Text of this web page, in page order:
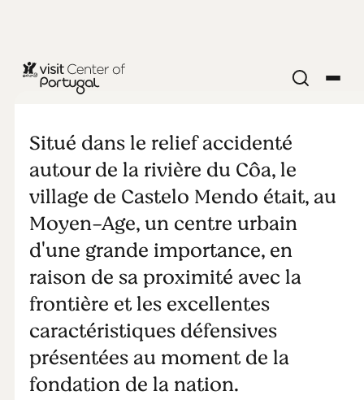
VILLES ET VILLAGES
Castelo
Mendo
Situé dans le relief accidenté
autour de la rivière du Côa, le
village de Castelo Mendo était, au
Moyen-Age, un centre urbain
d'une grande importance, en
raison de sa proximité avec la
frontière et les excellentes
caractéristiques défensives
présentées au moment de la
fondation de la nation.